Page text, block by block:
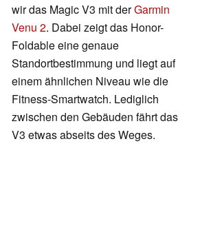
wir das Magic V3 mit derGarmin
Venu 2. Dabei zeigt das Honor-
Foldable eine genaue
Standortbestimmung und liegt auf
einem ähnlichen Niveau wie die
Fitness-Smartwatch. Lediglich
zwischen den Gebäuden fährt das
V3 etwas abseits des Weges.